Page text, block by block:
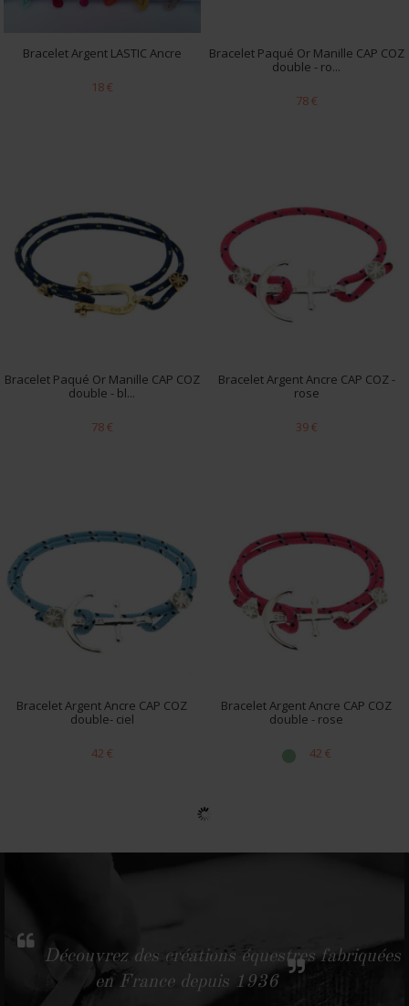
Bracelet Argent LASTIC Ancre
18 €
Bracelet Paqué Or Manille CAP COZ
double - ro...
78 €
Bracelet Paqué Or Manille CAP COZ
double - bl...
78 €
Bracelet Argent Ancre CAP COZ -
rose
39 €
Bracelet Argent Ancre CAP COZ
double- ciel
42 €
Bracelet Argent Ancre CAP COZ
double - rose
42 €
Découvrez des créations équestres fabriquées
en France depuis 1936